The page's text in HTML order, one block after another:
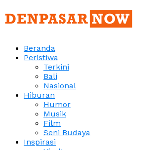
Beranda
Peristiwa
Terkini
Bali
Nasional
Hiburan
Humor
Musik
Film
Seni Budaya
Inspirasi